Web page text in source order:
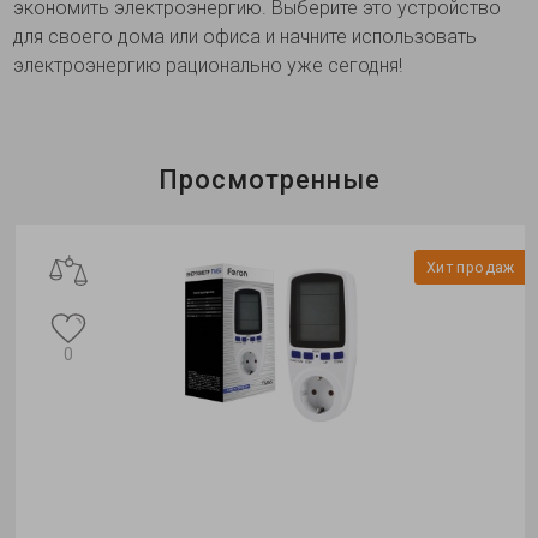
экономить электроэнергию. Выберите это устройство
для своего дома или офиса и начните использовать
электроэнергию рационально уже сегодня!
Просмотренные
Хит продаж
0